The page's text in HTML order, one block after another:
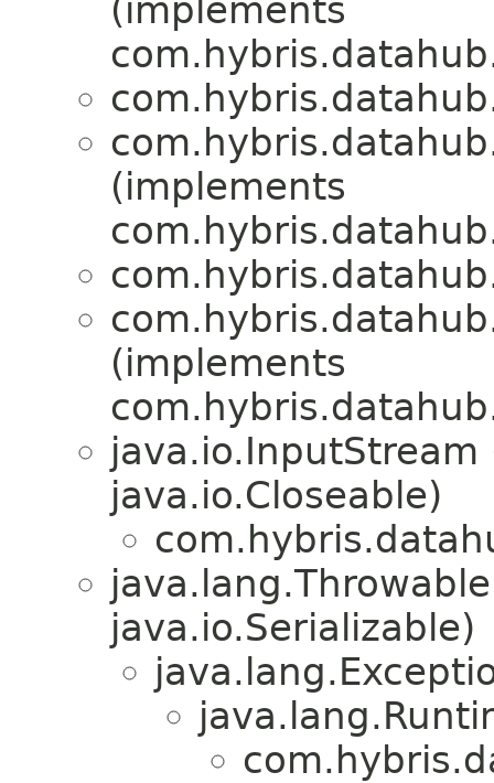
(implements
(implements
(implements
java.io.Closeable)
java.io.Serializable)